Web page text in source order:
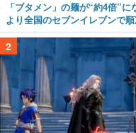
「ブタメン」の麺が“約4倍”
より全国のセブンイレブンで
2